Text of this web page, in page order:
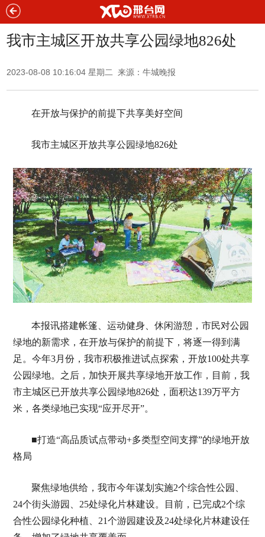
我市主城区开放共享公园绿地826处
2023-08-08 10:16:04 星期二 来源：牛城晚报
在开放与保护的前提下共享美好空间
我市主城区开放共享公园绿地826处
本报讯搭建帐篷、运动健身、休闲游憩，市民对公园
绿地的新需求，在开放与保护的前提下，将逐一得到满
足。今年3月份，我市积极推进试点探索，开放100处共享
公园绿地。之后，加快开展共享绿地开放工作，目前，我
市主城区已开放共享公园绿地826处，面积达139万平方
米，各类绿地已实现“应开尽开”。
■打造“高品质试点带动+多类型空间支撑”的绿地开放
格局
聚焦绿地供给，我市今年谋划实施2个综合性公园、
24个街头游园、25处绿化片林建设。目前，已完成2个综
合性公园绿化种植、21个游园建设及24处绿化片林建设任